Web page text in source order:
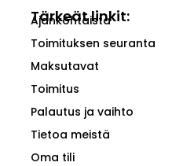
Tärkeät linkit:
Ajankohtaista
Toimituksen seuranta
Maksutavat
Toimitus
Palautus ja vaihto
Tietoa meistä
Oma tili